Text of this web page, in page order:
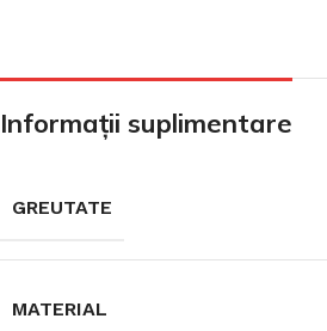
Informații suplimentare
GREUTATE
MATERIAL